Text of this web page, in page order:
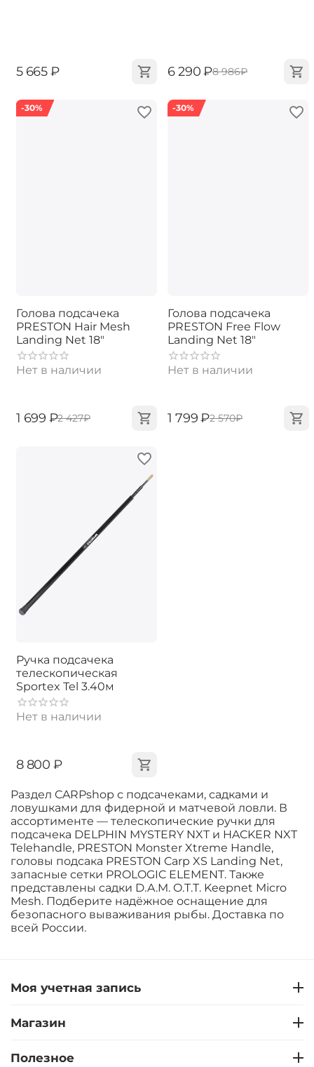
Раздел CARPshop с подсачеками, садками и
ловушками для фидерной и матчевой ловли. В
ассортименте — телескопические ручки для
подсачека DELPHIN MYSTERY NXT и HACKER NXT
Telehandle, PRESTON Monster Xtreme Handle,
головы подсака PRESTON Carp XS Landing Net,
запасные сетки PROLOGIC ELEMENT. Также
представлены садки D.A.M. O.T.T. Keepnet Micro
Mesh. Подберите надёжное оснащение для
безопасного вываживания рыбы. Доставка по
всей России.
‍5 665‍₽ ‍6 290‍₽‍8 986‍₽
-30%
Голова подсачека
PRESTON Hair Mesh
Landing Net 18"
Нет в наличии
‍1 699‍ ₽‍2 427‍₽
-30%
Голова подсачека
PRESTON Free Flow
Landing Net 18"
Нет в наличии
‍1 799‍₽‍2 570‍₽
Ручка подсачека
телескопическая
Sportex Tel 3.40м
Нет в наличии
‍8 800‍ ₽
Моя учетная запись
Магазин
Полезное